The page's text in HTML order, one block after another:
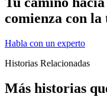
comienza con la
Habla con un experto
Historias Relacionadas
Más historias